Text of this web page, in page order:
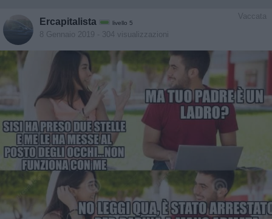
Vaccata
Ercapitalista livello 5
8 Gennaio 2019 - 304 visualizzazioni